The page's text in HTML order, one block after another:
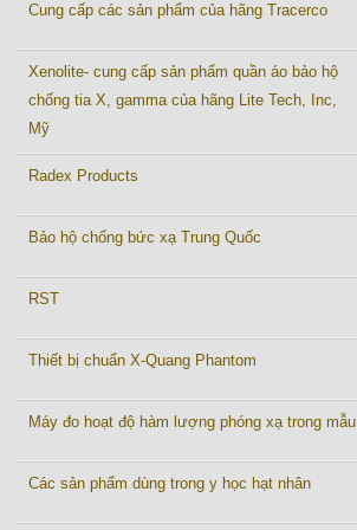
Cung cấp các sản phẩm của hãng Tracerco
Xenolite- cung cấp sản phẩm quần áo bảo hộ
chống tia X, gamma của hãng Lite Tech, Inc,
Mỹ
Radex Products
Bảo hộ chống bức xạ Trung Quốc
RST
Thiết bị chuẩn X-Quang Phantom
Máy đo hoạt độ hàm lượng phóng xạ trong mẫu
Các sản phẩm dùng trong y học hạt nhân